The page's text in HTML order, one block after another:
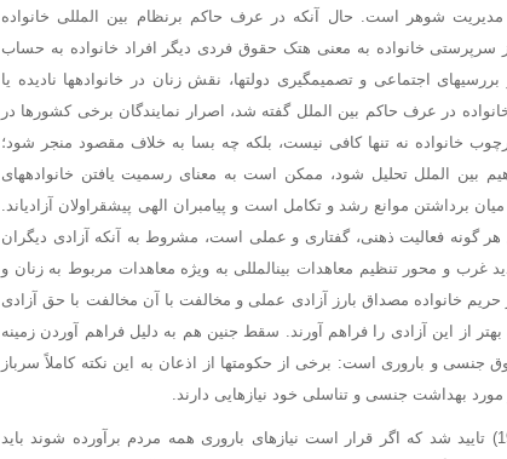
شوهر است. حال آنکه در عرف حاکم برنظام بین المللی خانواده
خانواده به معنی هتک حقوق فردی دیگر افراد خانواده به حساب
اجتماعی و تصمیمگیری دولتها، نقش زنان در خانوادهها نادیده یا
آنچه در تعریف خانواده در عرف حاکم بین الملل گفته شد، اصرار نمایندگان برخی کشورها در
خانواده نه تنها کافی نیست، بلکه چه بسا به خلاف مقصود منجر شود؛
بین الملل تحلیل شود، ممکن است به معنای رسمیت یافتن خانوادههای
برداشتن موانع رشد و تکامل است و پیامبران الهی پیشقراولان آزادیاند.
هر گونه فعالیت ذهنی، گفتاری و عملی است، مشروط به آنکه آزادی دیگران
غرب و محور تنظیم معاهدات بینالمللی به ویژه معاهدات مربوط به زنان و
خانواده مصداق بارز آزادی عملی و مخالفت با آن مخالفت با حق آزادی
از این آزادی را فراهم آورند. سقط جنین هم به دلیل فراهم آوردن زمینه
جنسی و باروری است: برخی از حکومتها از اذعان به این نکته کاملاً سرباز
مورد بهداشت جنسی و تناسلی خود نیازهایی دارند.
در کنفرانس بین المللی جمعیت و توسعه (قاهره 1994) تایید شد که اگر قرار است نیازهای باروری همه مردم برآورده شوند باید